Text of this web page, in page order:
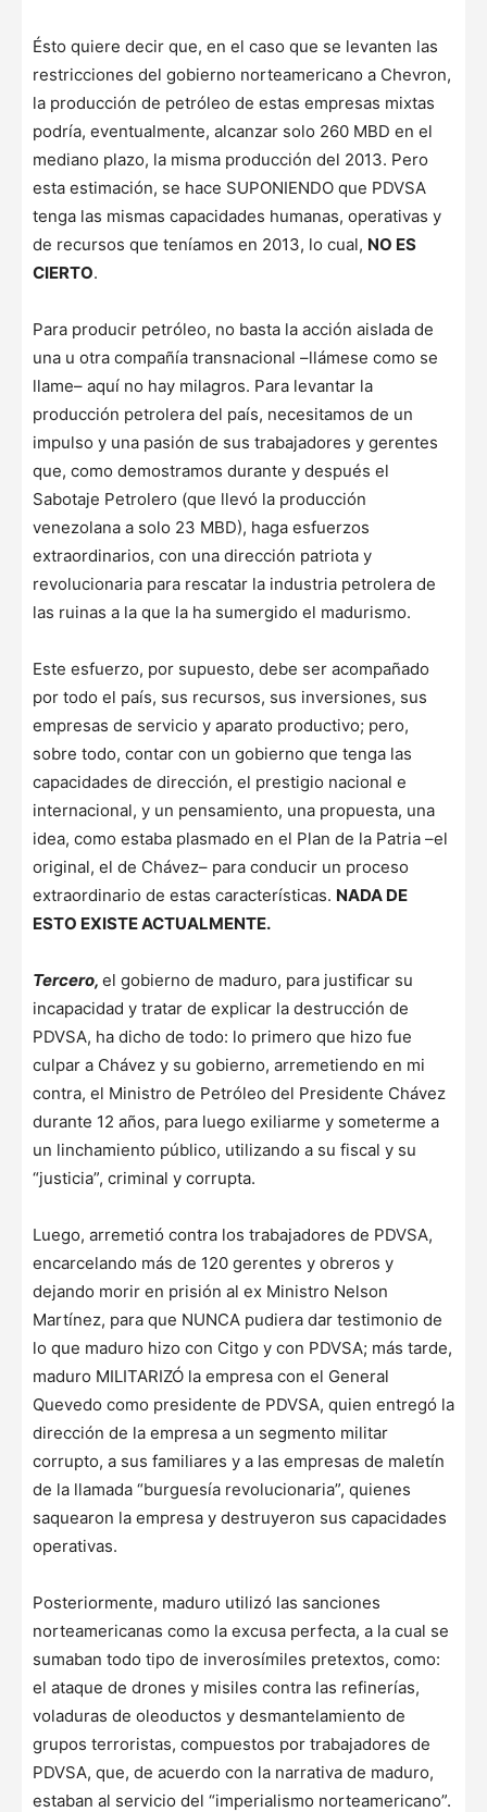
Ésto quiere decir que, en el caso que se levanten las
restricciones del gobierno norteamericano a Chevron,
la producción de petróleo de estas empresas mixtas
podría, eventualmente, alcanzar solo 260 MBD en el
mediano plazo, la misma producción del 2013. Pero
esta estimación, se hace SUPONIENDO que PDVSA
tenga las mismas capacidades humanas, operativas y
de recursos que teníamos en 2013, lo cual, NO ES
CIERTO.
Para producir petróleo, no basta la acción aislada de
una u otra compañía transnacional –llámese como se
llame– aquí no hay milagros. Para levantar la
producción petrolera del país, necesitamos de un
impulso y una pasión de sus trabajadores y gerentes
que, como demostramos durante y después el
Sabotaje Petrolero (que llevó la producción
venezolana a solo 23 MBD), haga esfuerzos
extraordinarios, con una dirección patriota y
revolucionaria para rescatar la industria petrolera de
las ruinas a la que la ha sumergido el madurismo.
Este esfuerzo, por supuesto, debe ser acompañado
por todo el país, sus recursos, sus inversiones, sus
empresas de servicio y aparato productivo; pero,
sobre todo, contar con un gobierno que tenga las
capacidades de dirección, el prestigio nacional e
internacional, y un pensamiento, una propuesta, una
idea, como estaba plasmado en el Plan de la Patria –el
original, el de Chávez– para conducir un proceso
extraordinario de estas características. NADA DE
ESTO EXISTE ACTUALMENTE.
Tercero, el gobierno de maduro, para justificar su
incapacidad y tratar de explicar la destrucción de
PDVSA, ha dicho de todo: lo primero que hizo fue
culpar a Chávez y su gobierno, arremetiendo en mi
contra, el Ministro de Petróleo del Presidente Chávez
durante 12 años, para luego exiliarme y someterme a
un linchamiento público, utilizando a su fiscal y su
“justicia”, criminal y corrupta.
Luego, arremetió contra los trabajadores de PDVSA,
encarcelando más de 120 gerentes y obreros y
dejando morir en prisión al ex Ministro Nelson
Martínez, para que NUNCA pudiera dar testimonio de
lo que maduro hizo con Citgo y con PDVSA; más tarde,
maduro MILITARIZÓ la empresa con el General
Quevedo como presidente de PDVSA, quien entregó la
dirección de la empresa a un segmento militar
corrupto, a sus familiares y a las empresas de maletín
de la llamada “burguesía revolucionaria”, quienes
saquearon la empresa y destruyeron sus capacidades
operativas.
Posteriormente, maduro utilizó las sanciones
norteamericanas como la excusa perfecta, a la cual se
sumaban todo tipo de inverosímiles pretextos, como:
el ataque de drones y misiles contra las refinerías,
voladuras de oleoductos y desmantelamiento de
grupos terroristas, compuestos por trabajadores de
PDVSA, que, de acuerdo con la narrativa de maduro,
estaban al servicio del “imperialismo norteamericano”.